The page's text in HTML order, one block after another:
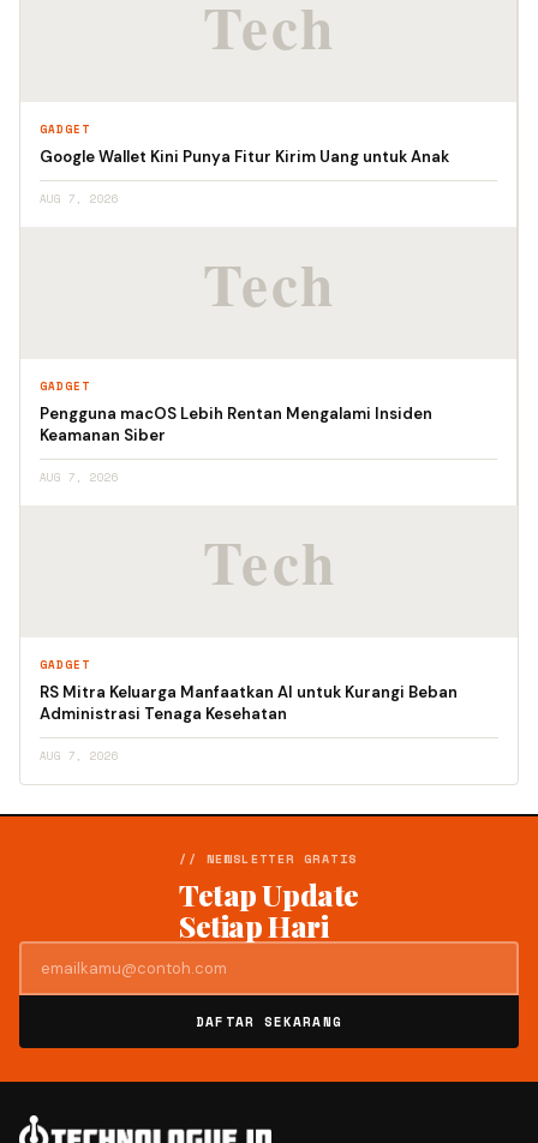
GADGET
Google Wallet Kini Punya Fitur Kirim Uang untuk Anak
AUG 7, 2026
GADGET
Pengguna macOS Lebih Rentan Mengalami Insiden
Keamanan Siber
AUG 7, 2026
GADGET
RS Mitra Keluarga Manfaatkan AI untuk Kurangi Beban
Administrasi Tenaga Kesehatan
AUG 7, 2026
// NEWSLETTER GRATIS
Tetap Update
Setiap Hari
DAFTAR SEKARANG